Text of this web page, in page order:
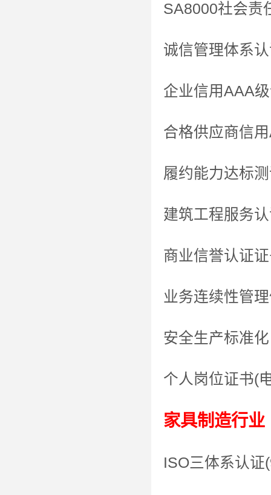
SA8000社会责
诚信管理体系
企业信用AAA
合格供应商信
履约能力达标
建筑工程服务
商业信誉认证
业务连续性管
安全生产标准化
个人岗位证书(
家具制造行业
ISO三体系认